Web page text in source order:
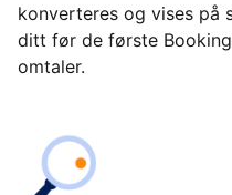
konverteres og vises på
ditt før de første
omtaler.